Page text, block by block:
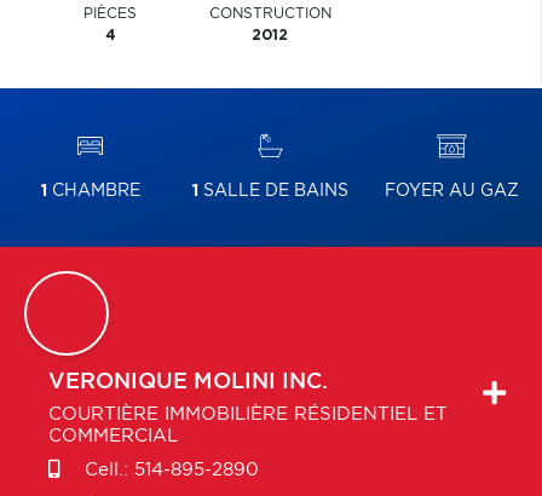
PIÈCES
4
CONSTRUCTION
2012
1 CHAMBRE 1 SALLE DE BAINS FOYER AU GAZ
VERONIQUE MOLINI INC.
COURTIÈRE IMMOBILIÈRE RÉSIDENTIEL ET
COMMERCIAL
Cell.: 514-895-2890